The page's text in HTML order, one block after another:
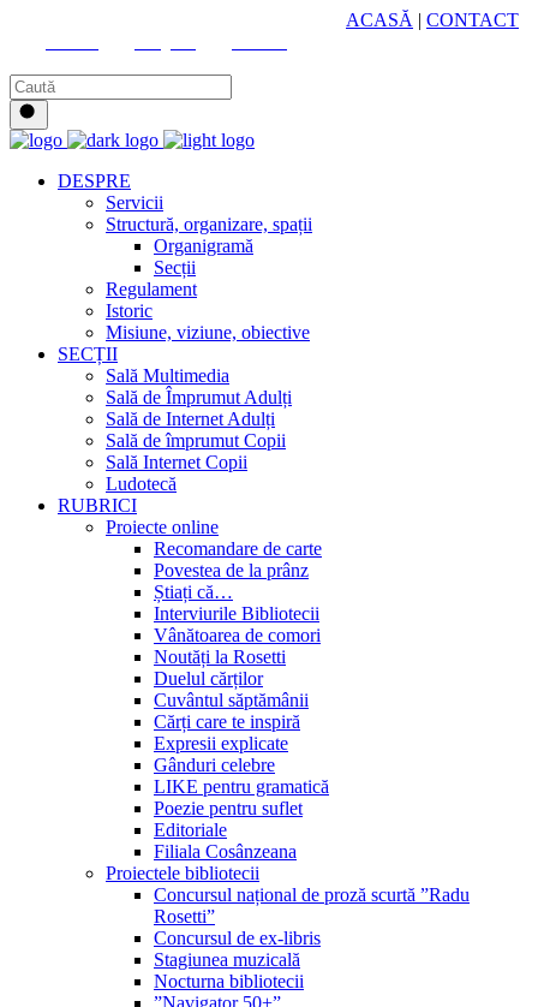
ACASĂ | CONTACT
DESPRE
Servicii
Structură, organizare, spații
Organigramă
Secții
Regulament
Istoric
Misiune, viziune, obiective
SECȚII
Sală Multimedia
Sală de Împrumut Adulți
Sală de Internet Adulți
Sală de împrumut Copii
Sală Internet Copii
Ludotecă
RUBRICI
Proiecte online
Recomandare de carte
Povestea de la prânz
Știați că…
Interviurile Bibliotecii
Vânătoarea de comori
Noutăți la Rosetti
Duelul cărților
Cuvântul săptămânii
Cărți care te inspiră
Expresii explicate
Gânduri celebre
LIKE pentru gramatică
Poezie pentru suflet
Editoriale
Filiala Cosânzeana
Proiectele bibliotecii
Concursul național de proză scurtă ”Radu
Rosetti”
Concursul de ex-libris
Stagiunea muzicală
Nocturna bibliotecii